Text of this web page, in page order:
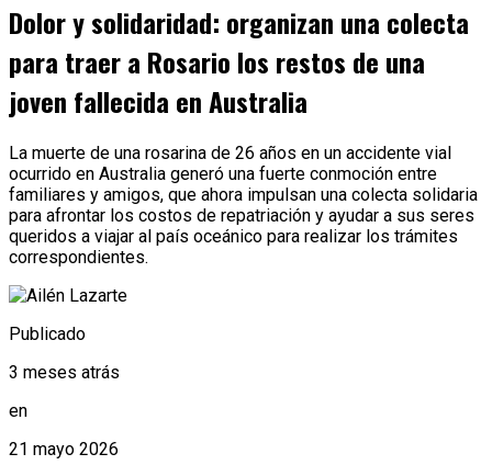
Dolor y solidaridad: organizan una colecta
para traer a Rosario los restos de una
joven fallecida en Australia
La muerte de una rosarina de 26 años en un accidente vial
ocurrido en Australia generó una fuerte conmoción entre
familiares y amigos, que ahora impulsan una colecta solidaria
para afrontar los costos de repatriación y ayudar a sus seres
queridos a viajar al país oceánico para realizar los trámites
correspondientes.
Publicado
3 meses atrás
en
21 mayo 2026